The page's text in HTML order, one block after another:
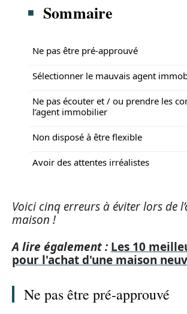
Sommaire
Ne pas être pré-approuvé
Sélectionner le mauvais agent
Ne pas écouter et / ou prendre les
l’agent immobilier
Non disposé à être flexible
Avoir des attentes irréalistes
Voici cinq erreurs à éviter lors de
maison !
A lire également : Les 10
pour l'achat d'une maison
Ne pas être pré-approuvé